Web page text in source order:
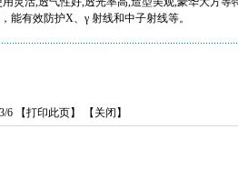
能有效防护X、γ 射线和中子射线等。
6 【打印此页】 【 关闭 】